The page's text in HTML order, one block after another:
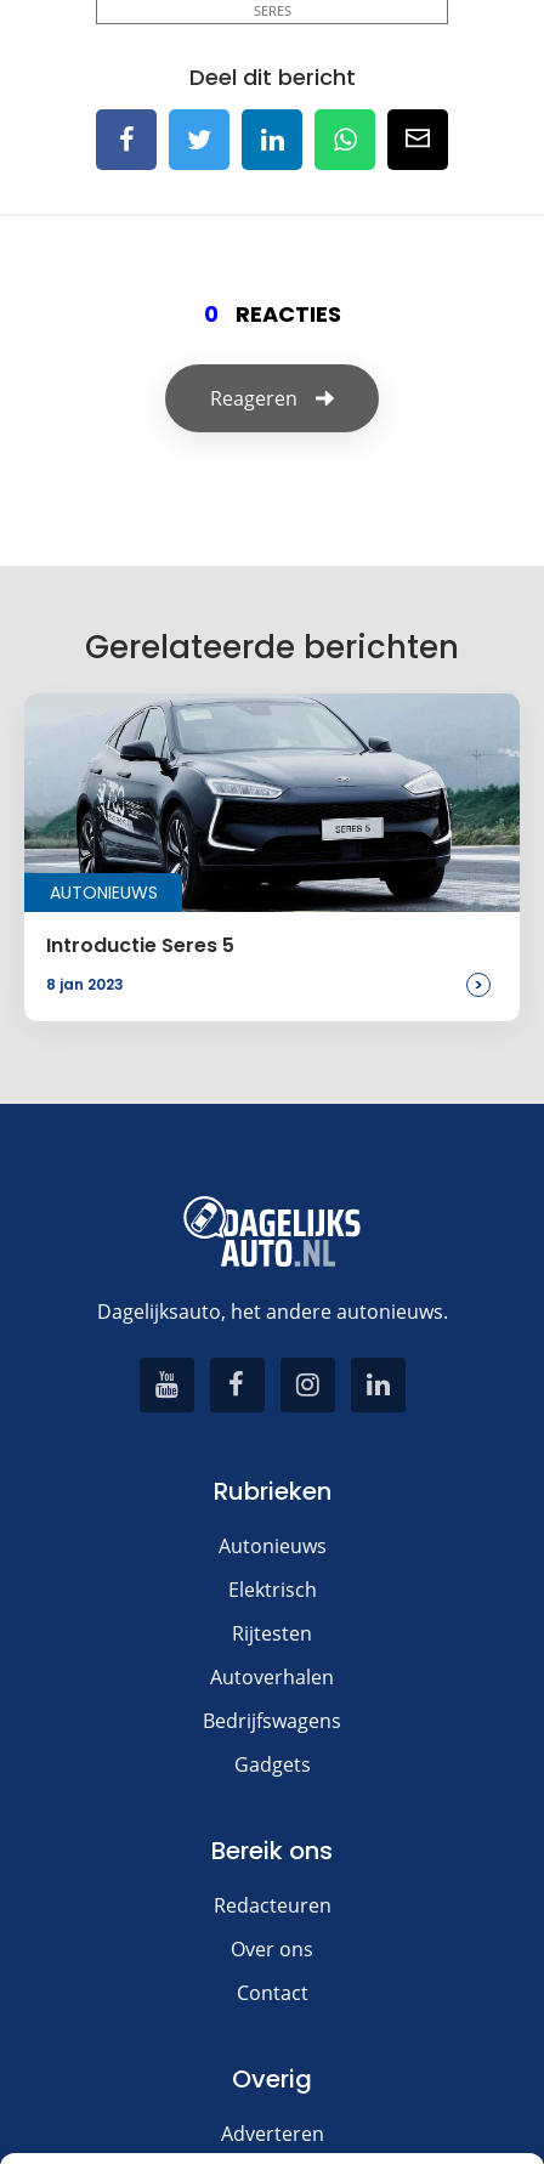
SERES
Deel dit bericht
0 REACTIES
Reageren
Je e-mailadres wordt niet gepubliceerd.
Naam*
E-mail*
Voeg een reactie toe
Gerelateerde berichten
AUTONIEUWS
Introductie Seres 5
8 jan 2023 >
Dagelijksauto, het andere autonieuws.
Rubrieken
Autonieuws
Elektrisch
Rijtesten
Autoverhalen
Bedrijfswagens
Gadgets
Bereik ons
Redacteuren
Over ons
Contact
Overig
Adverteren